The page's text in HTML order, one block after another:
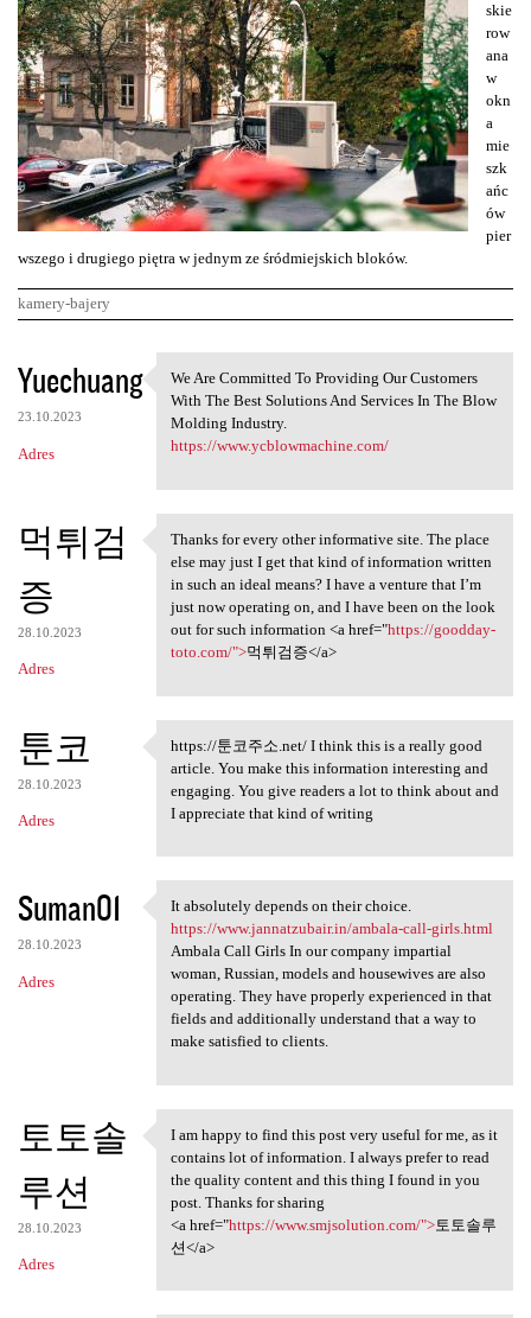
skie
row
ana
w
okn
a
mie
szk
ańc
ów
pier
wszego i drugiego piętra w jednym ze śródmiejskich bloków.
kamery-bajery
K
o
m
e
t
r
z
e
Yuechuang
23.10.2023
Adres
We Are Committed To Providing
We Are Committed To Providing Our Customers
With The Best Solutions And Services In The Blow
Molding Industry.
https://www.ycblowmachine.com/
먹튀검
증
28.10.2023
Adres
Thanks for every other
Thanks for every other informative site. The place
else may just I get that kind of information written
in such an ideal means? I have a venture that I’m
just now operating on, and I have been on the look
out for such information <a href="https://goodday-
toto.com/">먹튀검증</a>
툰코
28.10.2023
Adres
https://툰코주소.net/ I think
https://툰코주소.net/ I think this is a really good
article. You make this information interesting and
engaging. You give readers a lot to think about and
I appreciate that kind of writing
Suman01
28.10.2023
Adres
It absolutely depends on
It absolutely depends on their choice.
https://www.jannatzubair.in/ambala-call-girls.html
Ambala Call Girls In our company impartial
woman, Russian, models and housewives are also
operating. They have properly experienced in that
fields and additionally understand that a way to
make satisfied to clients.
토토솔
루션
28.10.2023
Adres
I am happy to find this post
I am happy to find this post very useful for me, as it
contains lot of information. I always prefer to read
the quality content and this thing I found in you
post. Thanks for sharing
<a href="https://www.smjsolution.com/">토토솔루
션</a>